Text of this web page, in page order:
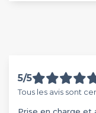
5/5
Tous les avis sont
Prise en charge et